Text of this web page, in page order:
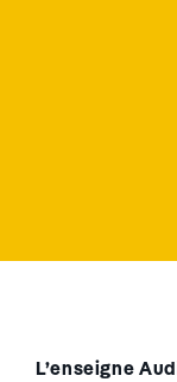
L’enseigne